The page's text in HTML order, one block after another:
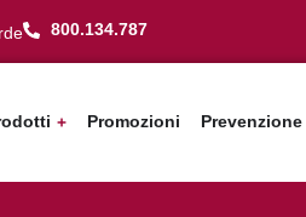
800.134.787
Promozioni Prevenzione